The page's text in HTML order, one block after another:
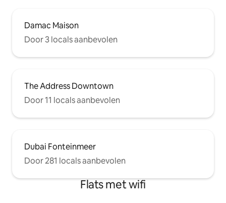
Damac Maison
Door 3 locals aanbevolen
The Address Downtown
Door 11 locals aanbevolen
Dubai Fonteinmeer
Door 281 locals aanbevolen
Flats met wifi